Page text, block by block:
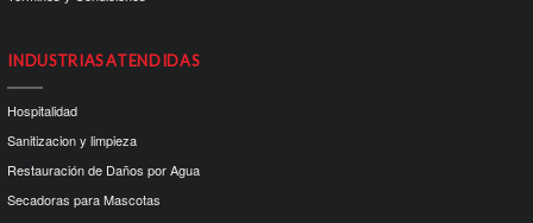
INDUSTRIAS ATENDIDAS
Hospitalidad
Sanitizacion y limpieza
Restauración de Daños por Agua
Secadoras para Mascotas